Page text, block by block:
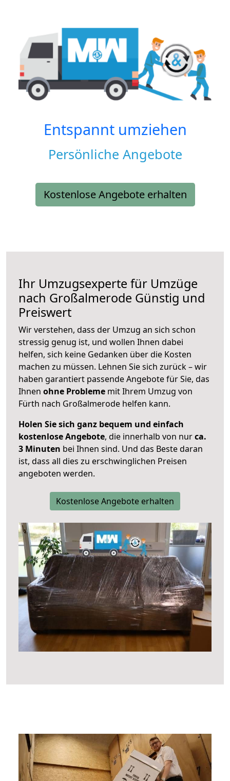
Entspannt umziehen
Persönliche Angebote
Kostenlose Angebote erhalten
Ihr Umzugsexperte für Umzüge
nach Großalmerode Günstig und
Preiswert
Wir verstehen, dass der Umzug an sich schon
stressig genug ist, und wollen Ihnen dabei
helfen, sich keine Gedanken über die Kosten
machen zu müssen. Lehnen Sie sich zurück – wir
haben garantiert passende Angebote für Sie, das
Ihnen ohne Probleme mit Ihrem Umzug von
Fürth nach Großalmerode helfen kann.
Holen Sie sich ganz bequem und einfach
kostenlose Angebote, die innerhalb von nurca.
3 Minuten bei Ihnen sind. Und das Beste daran
ist, dass all dies zu erschwinglichen Preisen
angeboten werden.
Kostenlose Angebote erhalten